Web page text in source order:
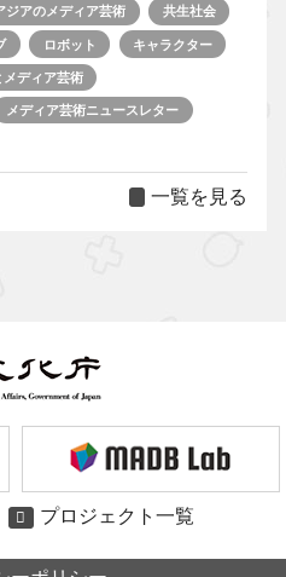
ジアのメディア芸術 共生社会
ロボット キャラクター
メディア芸術
メディア芸術ニュースレター
一覧を見る
プロジェクト一覧